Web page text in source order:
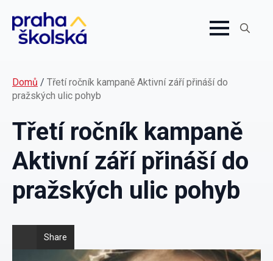
Domů / Třetí ročník kampaně Aktivní září přináší do
pražských ulic pohyb
Třetí ročník kampaně
Aktivní září přináší do
pražských ulic pohyb
Share